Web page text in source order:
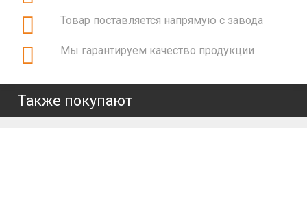
Товар поставляется напрямую с завода
Мы гарантируем качество продукции
Также покупают